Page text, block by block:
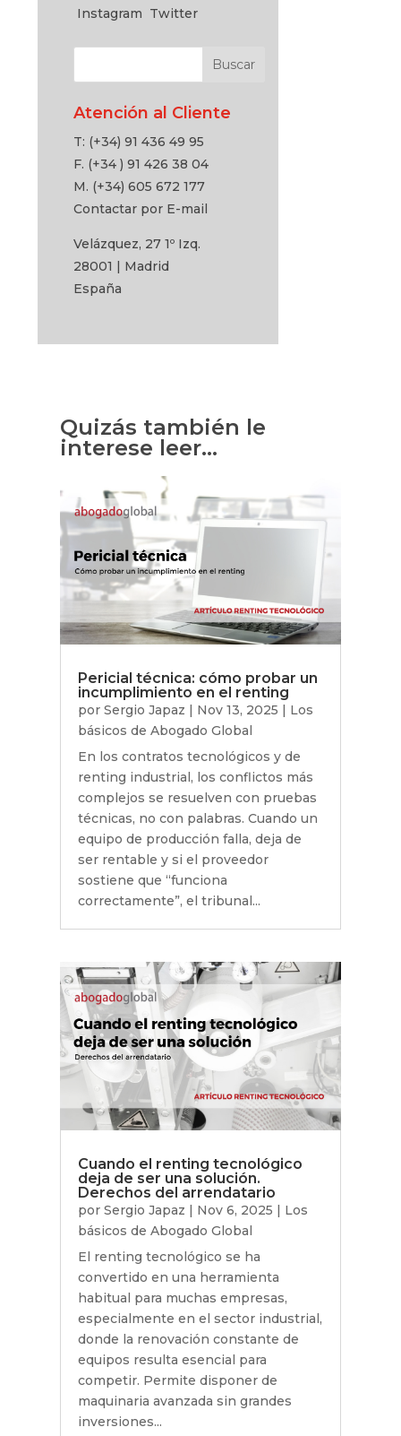
Instagram Twitter
Atención al Cliente
T: (+34) 91 436 49 95
F. (+34 ) 91 426 38 04
M. (+34) 605 672 177
Contactar por E-mail
Velázquez, 27 1º Izq.
28001 | Madrid
España
Quizás también le
interese leer…
Pericial técnica: cómo probar un
incumplimiento en el renting
porSergio Japaz | Nov 13, 2025 | Los
básicos de Abogado Global
En los contratos tecnológicos y de
renting industrial, los conflictos más
complejos se resuelven con pruebas
técnicas, no con palabras. Cuando un
equipo de producción falla, deja de
ser rentable y si el proveedor
sostiene que “funciona
correctamente”, el tribunal...
Cuando el renting tecnológico
deja de ser una solución.
Derechos del arrendatario
porSergio Japaz | Nov 6, 2025 | Los
básicos de Abogado Global
El renting tecnológico se ha
convertido en una herramienta
habitual para muchas empresas,
especialmente en el sector industrial,
donde la renovación constante de
equipos resulta esencial para
competir. Permite disponer de
maquinaria avanzada sin grandes
inversiones...